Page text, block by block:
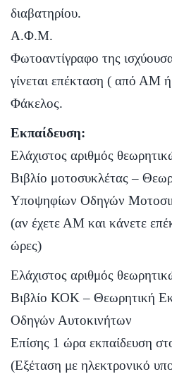
διαβατηρίου.
Α.Φ.Μ.
Φωτοαντίγραφο της
γίνεται επέκταση ( από ΑΜ
Φάκελος.
Εκπαίδευση:
Ελάχιστος αριθμός
Βιβλίο μοτοσυκλέτας –
Υποψηφίων Οδηγών
(αν έχετε ΑΜ και κάνετε
ώρες)
Ελάχιστος αριθμός
Βιβλίο ΚΟΚ – Θεωρητική
Οδηγών Αυτοκινήτων
Επίσης 1 ώρα εκπαίδευση
(Εξέταση με ηλεκτρονικό